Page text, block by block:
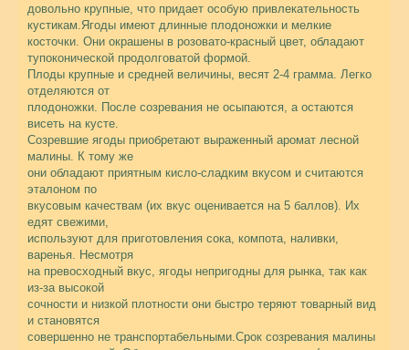
довольно крупные, что придает особую привлекательность
кустикам.Ягоды имеют длинные плодоножки и мелкие
косточки. Они окрашены в розовато-красный цвет, обладают
тупоконической продолговатой формой.
Плоды крупные и средней величины, весят 2-4 грамма. Легко
отделяются от
плодоножки. После созревания не осыпаются, а остаются
висеть на кусте.
Созревшие ягоды приобретают выраженный аромат лесной
малины. К тому же
они обладают приятным кисло-сладким вкусом и считаются
эталоном по
вкусовым качествам (их вкус оценивается на 5 баллов). Их
едят свежими,
используют для приготовления сока, компота, наливки,
варенья. Несмотря
на превосходный вкус, ягоды непригодны для рынка, так как
из-за высокой
сочности и низкой плотности они быстро теряют товарный вид
и становятся
совершенно не транспортабельными.Срок созревания малины